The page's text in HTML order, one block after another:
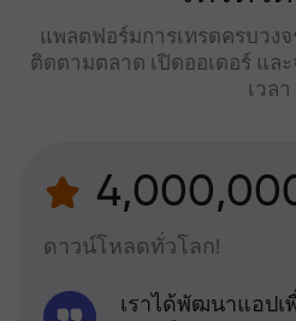
แพลตฟอร์มการเทรดครบว
ติดตามตลาด เปิดออเดอร์ แ
เวลา
ดาวน์โหลดทั่วโลก!
เราได้พัฒนาแอป